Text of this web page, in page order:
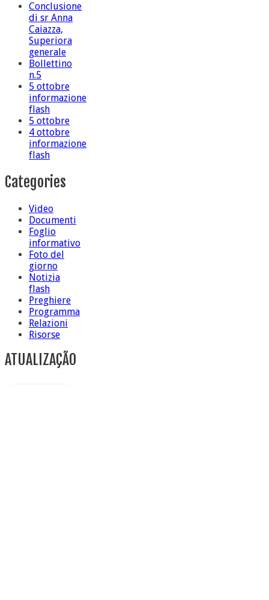
Conclusione
di sr Anna
Caiazza,
Superiora
generale
Bollettino
n.5
5 ottobre
informazione
flash
5 ottobre
4 ottobre
informazione
flash
Categories
Video
Documenti
Foglio
informativo
Foto del
giorno
Notizia
flash
Preghiere
Programma
Relazioni
Risorse
ATUALIZAÇÃO